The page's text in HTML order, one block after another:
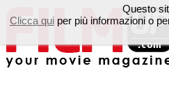
Questo
Clicca qui per più informazioni o